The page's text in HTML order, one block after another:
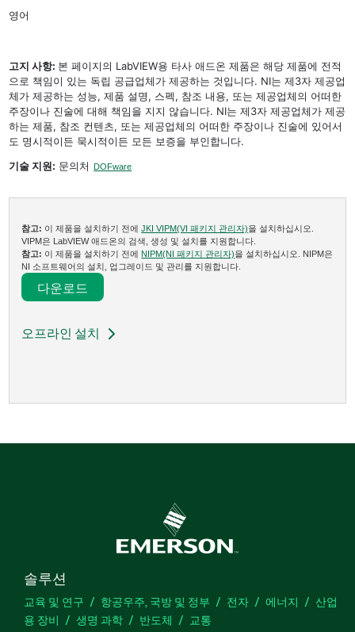
영어
고지 사항: 본 페이지의 LabVIEW용 타사 애드온 제품은 해당 제품에 전적
으로 책임이 있는 독립 공급업체가 제공하는 것입니다. NI는 제3자 제공업
체가 제공하는 성능, 제품 설명, 스펙, 참조 내용, 또는 제공업체의 어떠한
주장이나 진술에 대해 책임을 지지 않습니다. NI는 제3자 제공업체가 제공
하는 제품, 참조 컨텐츠, 또는 제공업체의 어떠한 주장이나 진술에 있어서
도 명시적이든 묵시적이든 모든 보증을 부인합니다.
기술 지원: 문의처 DOFware
참고: 이 제품을 설치하기 전에JKI VIPM(VI 패키지 관리자)을 설치하십시오.
VIPM은 LabVIEW 애드온의 검색, 생성 및 설치를 지원합니다.
참고: 이 제품을 설치하기 전에 NIPM(NI 패키지 관리자)을 설치하십시오. NIPM은
NI 소프트웨어의 설치, 업그레이드 및 관리를 지원합니다.
다운로드​
오프라인 설치
솔루션
교육 및 연구 항공우주, 국방 및 정부 전자 에너지
산업
용 장비
생명 과학 반도체 교통